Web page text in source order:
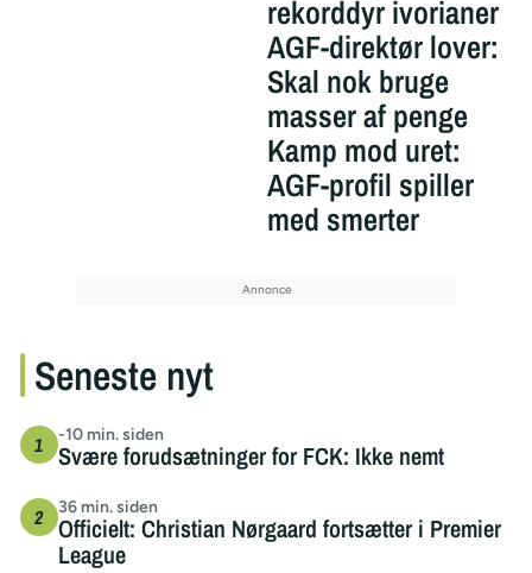
rekorddyr ivorianer
AGF-direktør lover:
Skal nok bruge
masser af penge
Kamp mod uret:
AGF-profil spiller
med smerter
Seneste nyt
-10 min. siden
Svære forudsætninger for FCK: Ikke nemt
36 min. siden
Officielt: Christian Nørgaard fortsætter i Premier
League